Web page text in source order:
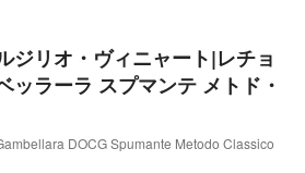
ジリオ・ヴィニャート|レチョ
ッラーラ スプマンテ メトド・
DOCG Spumante Metodo Classico